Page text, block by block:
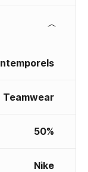
Teamwear
50%
Nike